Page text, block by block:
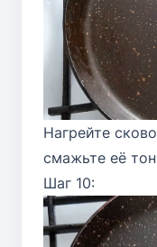
Нагрейте
смажьте её
Шаг 10: